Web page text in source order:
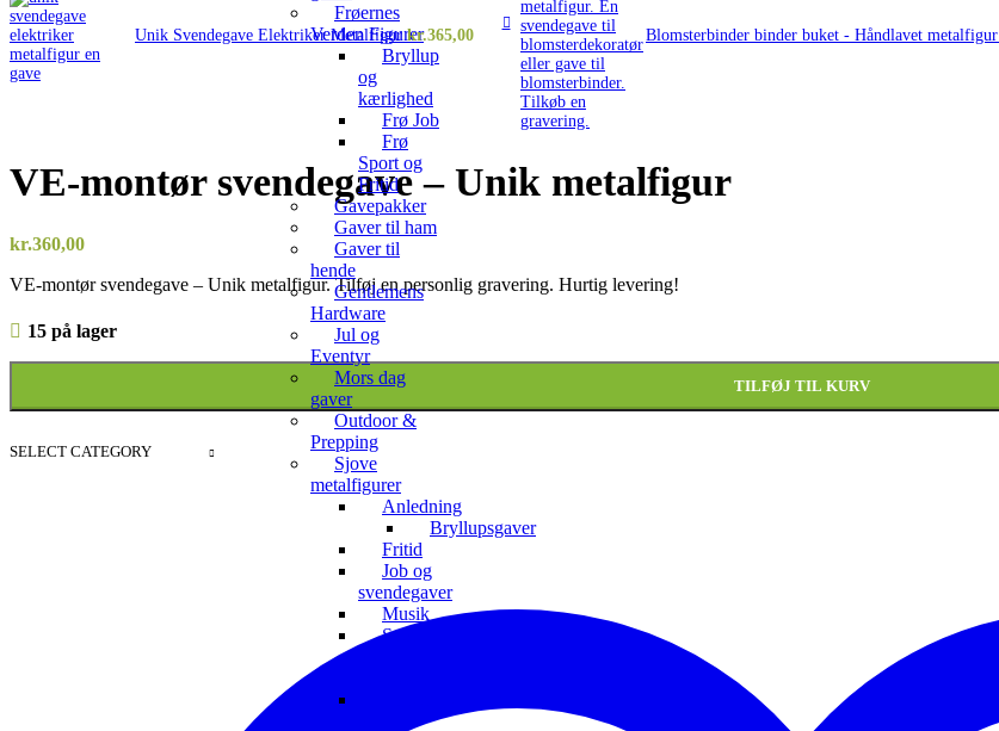
SELECT CATEGORY
Frøernes
Verden Figurer
Bryllup
og
kærlighed
Frø Job
Frø
Sport og
Fritid
Gavepakker
Gaver til ham
Gaver til
hende
Gentlemens
Hardware
Jul og
Eventyr
Mors dag
gaver
Outdoor &
Prepping
Sjove
metalfigurer
Anledning
Bryllupsgaver
Fritid
Job og
svendegaver
Musik
Sport
Unik Svendegave Elektriker Metalfigurkr.365,00 Blomsterbinder binder buket - Håndlavet metalfigur
VE-montør svendegave – Unik metalfigur
kr.360,00
VE-montør svendegave – Unik metalfigur. Tilføj en personlig gravering. Hurtig levering!
15 på lager
TILFØJ TIL KURV